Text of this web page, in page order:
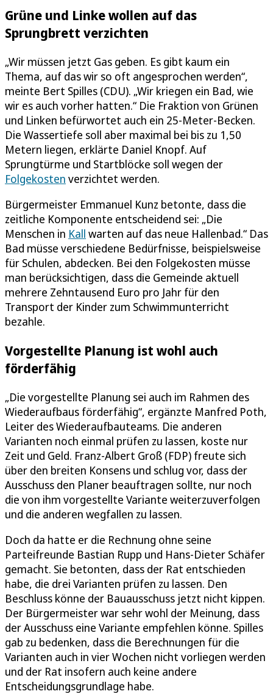
Grüne und Linke wollen auf das
Sprungbrett verzichten
„Wir müssen jetzt Gas geben. Es gibt kaum ein
Thema, auf das wir so oft angesprochen werden“,
meinte Bert Spilles (CDU). „Wir kriegen ein Bad, wie
wir es auch vorher hatten.“ Die Fraktion von Grünen
und Linken befürwortet auch ein 25-Meter-Becken.
Die Wassertiefe soll aber maximal bei bis zu 1,50
Metern liegen, erklärte Daniel Knopf. Auf
Sprungtürme und Startblöcke soll wegen der
Folgekosten verzichtet werden.
Bürgermeister Emmanuel Kunz betonte, dass die
zeitliche Komponente entscheidend sei: „Die
Menschen in Kall warten auf das neue Hallenbad.“ Das
Bad müsse verschiedene Bedürfnisse, beispielsweise
für Schulen, abdecken. Bei den Folgekosten müsse
man berücksichtigen, dass die Gemeinde aktuell
mehrere Zehntausend Euro pro Jahr für den
Transport der Kinder zum Schwimmunterricht
bezahle.
Vorgestellte Planung ist wohl auch
förderfähig
„Die vorgestellte Planung sei auch im Rahmen des
Wiederaufbaus förderfähig“, ergänzte Manfred Poth,
Leiter des Wiederaufbauteams. Die anderen
Varianten noch einmal prüfen zu lassen, koste nur
Zeit und Geld. Franz-Albert Groß (FDP) freute sich
über den breiten Konsens und schlug vor, dass der
Ausschuss den Planer beauftragen sollte, nur noch
die von ihm vorgestellte Variante weiterzuverfolgen
und die anderen wegfallen zu lassen.
Doch da hatte er die Rechnung ohne seine
Parteifreunde Bastian Rupp und Hans-Dieter Schäfer
gemacht. Sie betonten, dass der Rat entschieden
habe, die drei Varianten prüfen zu lassen. Den
Beschluss könne der Bauausschuss jetzt nicht kippen.
Der Bürgermeister war sehr wohl der Meinung, dass
der Ausschuss eine Variante empfehlen könne. Spilles
gab zu bedenken, dass die Berechnungen für die
Varianten auch in vier Wochen nicht vorliegen werden
und der Rat insofern auch keine andere
Entscheidungsgrundlage habe.